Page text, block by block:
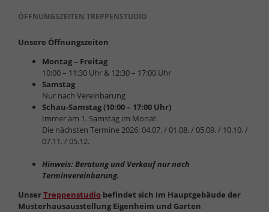
ÖFFNUNGSZEITEN TREPPENSTUDIO
Unsere Öffnungszeiten
Montag – Freitag
10:00 – 11:30 Uhr & 12:30 – 17:00 Uhr
Samstag
Nur nach Vereinbarung
Schau-Samstag (10:00 – 17:00 Uhr)
Immer am 1. Samstag im Monat.
Die nächsten Termine 2026: 04.07. / 01.08. / 05.09. / 10.10. /
07.11. / 05.12.
Hinweis: Beratung und Verkauf nur nach
Terminvereinbarung.
UnserTreppenstudiobefindet sich im Hauptgebäude der
Musterhausausstellung Eigenheim und Garten